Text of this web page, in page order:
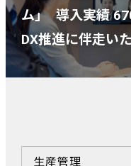
ム」 導入実績
DX推進に伴走い
生産管理